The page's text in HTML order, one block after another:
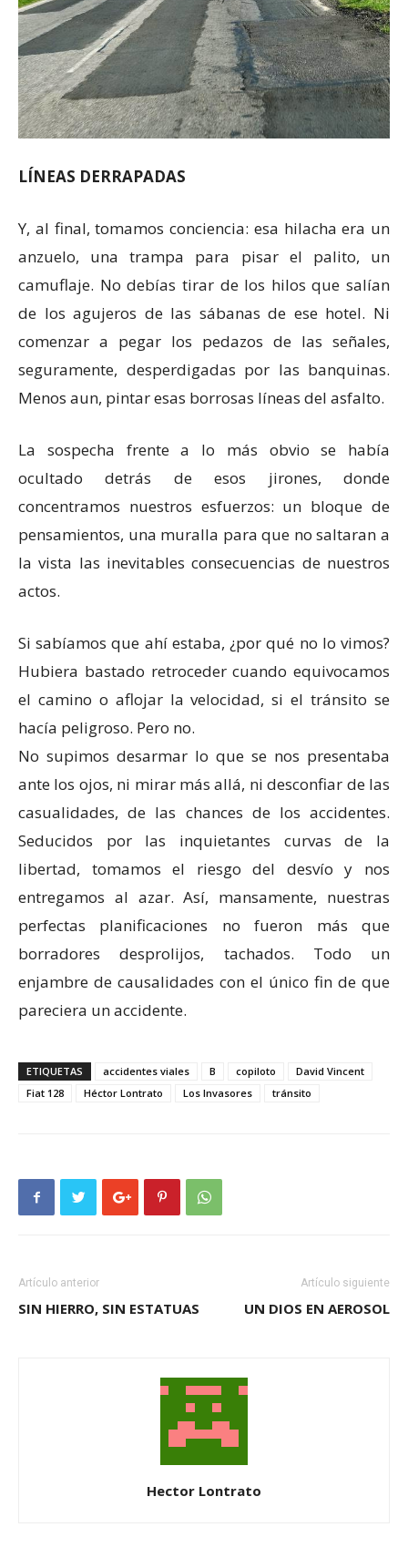
LÍNEAS DERRAPADAS
Y, al final, tomamos conciencia: esa hilacha era un
anzuelo, una trampa para pisar el palito, un
camuflaje. No debías tirar de los hilos que salían
de los agujeros de las sábanas de ese hotel. Ni
comenzar a pegar los pedazos de las señales,
seguramente, desperdigadas por las banquinas.
Menos aun, pintar esas borrosas líneas del asfalto.
La sospecha frente a lo más obvio se había
ocultado detrás de esos jirones, donde
concentramos nuestros esfuerzos: un bloque de
pensamientos, una muralla para que no saltaran a
la vista las inevitables consecuencias de nuestros
actos.
Si sabíamos que ahí estaba, ¿por qué no lo vimos?
Hubiera bastado retroceder cuando equivocamos
el camino o aflojar la velocidad, si el tránsito se
hacía peligroso. Pero no.
No supimos desarmar lo que se nos presentaba
ante los ojos, ni mirar más allá, ni desconfiar de las
casualidades, de las chances de los accidentes.
Seducidos por las inquietantes curvas de la
libertad, tomamos el riesgo del desvío y nos
entregamos al azar. Así, mansamente, nuestras
perfectas planificaciones no fueron más que
borradores desprolijos, tachados. Todo un
enjambre de causalidades con el único fin de que
pareciera un accidente.
ETIQUETAS accidentes viales B copiloto
David Vincent
Fiat 128
Héctor Lontrato Los Invasores tránsito
Artículo anterior
SIN HIERRO, SIN ESTATUAS
Artículo siguiente
UN DIOS EN AEROSOL
Hector Lontrato